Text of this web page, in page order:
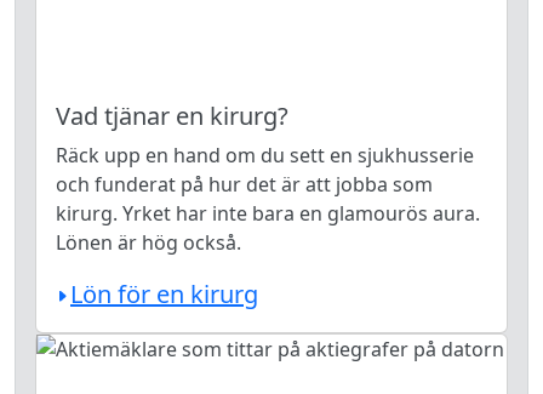
Vad tjänar en kirurg?
Räck upp en hand om du sett en sjukhusserie
och funderat på hur det är att jobba som
kirurg. Yrket har inte bara en glamourös aura.
Lönen är hög också.
Lön för en kirurg